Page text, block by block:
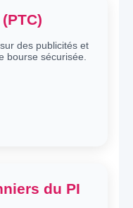
des publicités et
bourse sécurisée.
du PI